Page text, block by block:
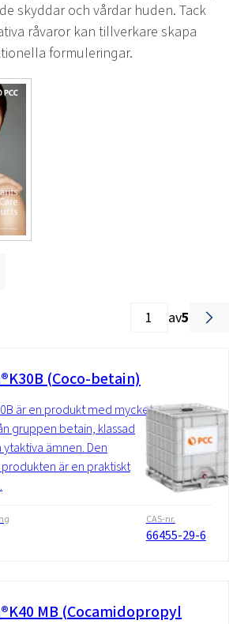
skyddar och vårdar huden. Tack
råvaror kan tillverkare skapa
formuleringar.
av5
(Coco-betain)
är en produkt med mycket
gruppen betain, klassad
ämnen. Den
är en praktiskt
CAS-nr.
66455-29-6
MB (Cocamidopropyl